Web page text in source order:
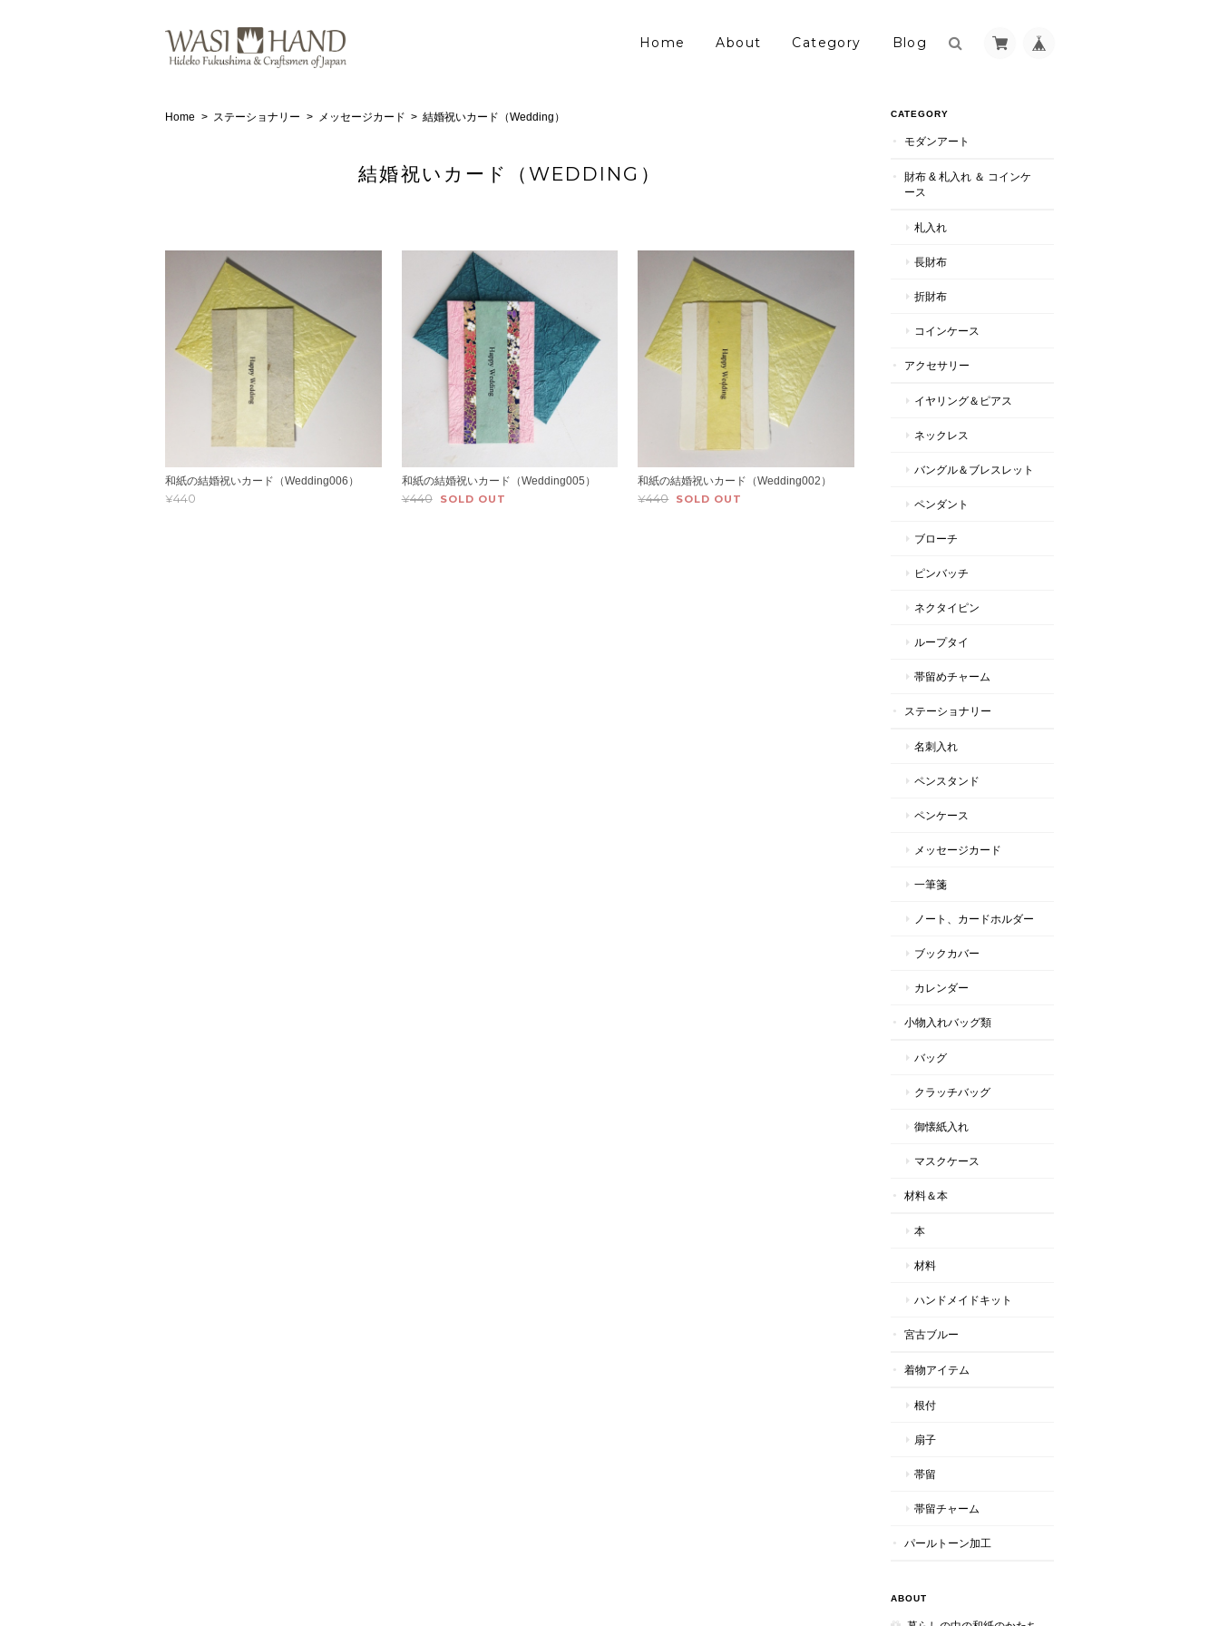
Home About Category Blog
Home ステーショナリー メッセージカード 結婚祝いカード（Wedding）
結婚祝いカード（WEDDING）
和紙の結婚祝いカード（Wedding006）
¥440
和紙の結婚祝いカード（Wedding005）
¥440 SOLD OUT
和紙の結婚祝いカード（Wedding002）
¥440 SOLD OUT
CATEGORY
モダンアート
財布 & 札入れ ＆ コインケ
ース
札入れ
長財布
折財布
コインケース
アクセサリー
イヤリング＆ピアス
ネックレス
バングル＆ブレスレット
ペンダント
ブローチ
ピンバッチ
ネクタイピン
ループタイ
帯留めチャーム
ステーショナリー
名刺入れ
ペンスタンド
ペンケース
メッセージカード
一筆箋
ノート、カードホルダー
ブックカバー
カレンダー
小物入れバッグ類
バッグ
クラッチバッグ
御懐紙入れ
マスクケース
材料＆本
本
材料
ハンドメイドキット
宮古ブルー
着物アイテム
根付
扇子
帯留
帯留チャーム
パールトーン加工
ABOUT